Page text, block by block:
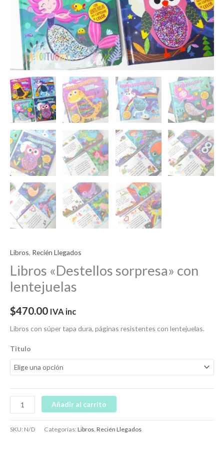
Libros, Recién Llegados
Libros «Destellos sorpresa» con
lentejuelas
$470.00 IVA inc
Libros con súper tapa dura, páginas resistentes con lentejuelas.
Titulo
Añadir al carrito
SKU: N/D Categorías:Libros Recién Llegados